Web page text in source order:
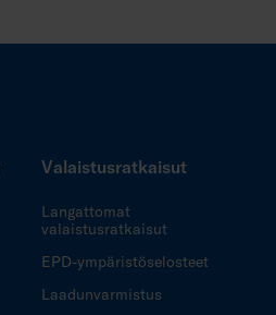
Valaistusratkaisut
Langattomat
valaistusratkaisut
EPD-ympäristöselosteet
Laadunvarmistus